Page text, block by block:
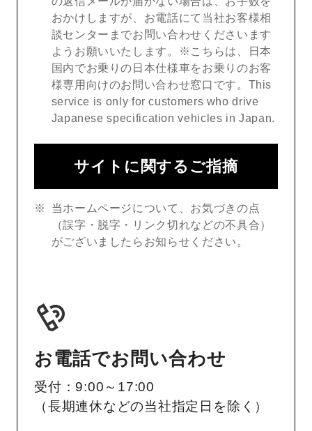
おかけしますが、お電話にて当社お客様相
談センターまでお問い合わせくださいます
ようお願いいたします。※こちらは、日本
国内でお乗りの日本仕様車をお乗りのお客
様専用向けのお問い合わせ窓口です。This
service is only for customers who drive
Japanese specification vehicles in Japan.
サイトに関するご指摘
当ホームページについて、お気づきの点
（誤字・脱字・リンク切れなどの不具合）
がございましたらお知らせください。
お電話でお問い合わせ
受付：9:00～17:00
（長期連休などの当社指定日を除く）